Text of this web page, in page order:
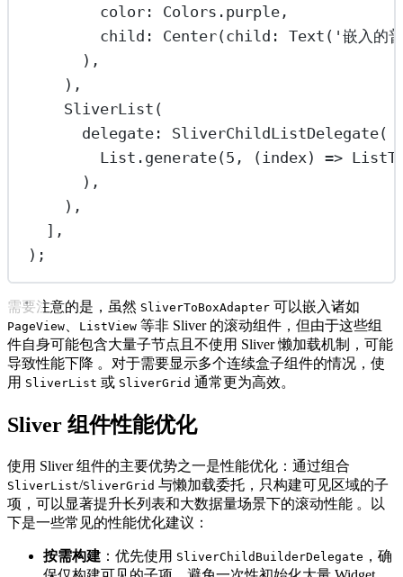
color : Colors .purple,
child : Center(child : Text ( '嵌入的
),
),
SliverList (
delegate : SliverChildListDelegate(
List . generate(5 , (index) =>
),
),
],
);
需要注意的是，虽然 SliverToBoxAdapter 可以嵌入诸如
PageView ListView 等非 Sliver 的滚动组件，但由于这些组
件自身可能包含大量子节点且不使用 Sliver 懒加载机制，可能
导致性能下降 。对于需要显示多个连续盒子组件的情况，使
用 SliverList 或 SliverGrid 通常更为高效。
Sliver 组件性能优化
使用 Sliver 组件的主要优势之一是性能优化：通过组合
SliverList/SliverGrid 与懒加载委托，只构建可见区域的子
项，可以显著提升长列表和大数据量场景下的滚动性能 。以
下是一些常见的性能优化建议：
按需构建 ：优先使用 SliverChildBuilderDelegate ，确